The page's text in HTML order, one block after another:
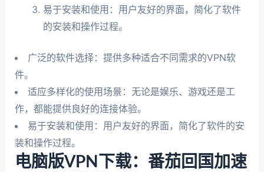
易于安装和使用：用户友好的界面，简化了软件
的安装和操作过程。
广泛的软件选择：提供多种适合不同需求的VPN软
件。
适应多样化的使用场景：无论是娱乐、游戏还是工
作，都能提供良好的连接体验。
易于安装和使用：用户友好的界面，简化了软件的安
装和操作过程。
电脑版VPN下载：番茄回国加速